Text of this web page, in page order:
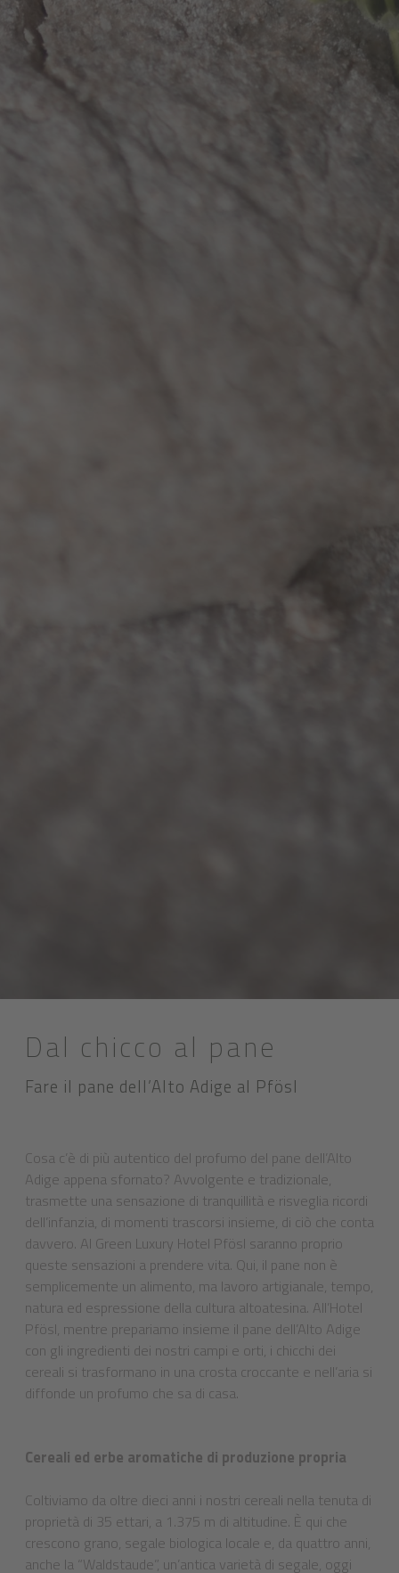
Dal chicco al pane
Fare il pane dell’Alto Adige al Pfösl
Cosa c’è di più autentico del profumo del pane dell’Alto
Adige appena sfornato? Avvolgente e tradizionale,
trasmette una sensazione di tranquillità e risveglia ricordi
dell’infanzia, di momenti trascorsi insieme, di ciò che conta
davvero. Al Green Luxury Hotel Pfösl saranno proprio
queste sensazioni a prendere vita. Qui, il pane non è
semplicemente un alimento, ma lavoro artigianale, tempo,
natura ed espressione della cultura altoatesina. All’Hotel
Pfösl, mentre prepariamo insieme il pane dell’Alto Adige
con gli ingredienti dei nostri campi e orti, i chicchi dei
cereali si trasformano in una crosta croccante e nell’aria si
diffonde un profumo che sa di casa.
Cereali ed erbe aromatiche di produzione propria
Coltiviamo da oltre dieci anni i nostri cereali nella tenuta di
proprietà di 35 ettari, a 1.375 m di altitudine. È qui che
crescono grano, segale biologica locale e, da quattro anni,
anche la “Waldstaude”, un’antica varietà di segale, oggi